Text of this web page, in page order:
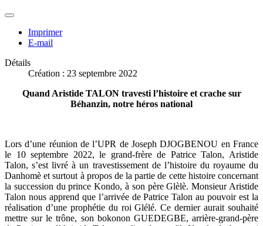
Imprimer
E-mail
Détails
Création : 23 septembre 2022
Quand Aristide TALON travesti l’histoire et crache sur
Béhanzin, notre héros national
Lors d’une réunion de l’UPR de Joseph DJOGBENOU en France
le 10 septembre 2022, le grand-frère de Patrice Talon, Aristide
Talon, s’est livré à un travestissement de l’histoire du royaume du
Danhomè et surtout à propos de la partie de cette histoire concernant
la succession du prince Kondo, à son père Glèlè. Monsieur Aristide
Talon nous apprend que l’arrivée de Patrice Talon au pouvoir est la
réalisation d’une prophétie du roi Glélé. Ce dernier aurait souhaité
mettre sur le trône, son bokonon GUEDEGBE, arrière-grand-père